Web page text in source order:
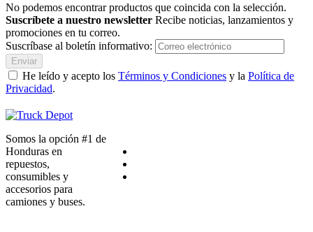
No podemos encontrar productos que coincida con la selección.
Suscríbete a nuestro newsletter Recibe noticias, lanzamientos y
promociones en tu correo.
Suscríbase al boletín informativo:
Enviar
He leído y acepto los Términos y Condiciones y la Política de
Privacidad.
Somos la opción #1 de
Honduras en
repuestos,
consumibles y
accesorios para
camiones y buses.